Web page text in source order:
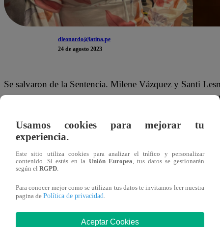
dleonardo@latina.pe
24 de agosto 2023
Se salvaron de la Sentencia. Milene Vázquez y Santi
como las mejores hamburguesas de la gala en
El Gran
tocino caramelizado, aros de cebolla y papas fritas”.
La última ronda fue la decisiva y como resultadoMilene
la noche, quien también fue la ganadora del beneficio
Wagner’, Leslie Stewart y Sirena Ortiz
“Gracias, es la primera vez que no me voy a sentencia.
Usamos cookies para mejorar tu
experiencia.
Este sitio utiliza cookies para analizar el tráfico y personalizar
contenido. Si estás en la Unión Europea, tus datos se gestionarán
según el RGPD.
Para conocer mejor como se utilizan tus datos te invitamos leer nuestra
pagina de Política de privacidad.
Aceptar Cookies